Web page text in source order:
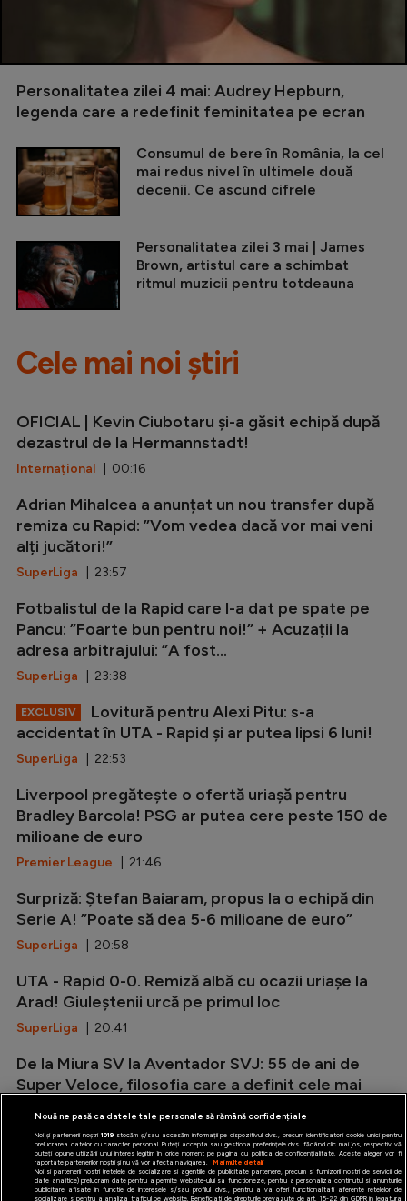
Personalitatea zilei 4 mai: Audrey Hepburn,
legenda care a redefinit feminitatea pe ecran
Consumul de bere în România, la cel
mai redus nivel în ultimele două
decenii. Ce ascund cifrele
Personalitatea zilei 3 mai | James
Brown, artistul care a schimbat
ritmul muzicii pentru totdeauna
Cele mai noi știri
OFICIAL | Kevin Ciubotaru și-a găsit echipă după
dezastrul de la Hermannstadt!
Internațional | 00:16
Adrian Mihalcea a anunțat un nou transfer după
remiza cu Rapid: ”Vom vedea dacă vor mai veni
alți jucători!”
SuperLiga | 23:57
Fotbalistul de la Rapid care l-a dat pe spate pe
Pancu: ”Foarte bun pentru noi!” + Acuzații la
adresa arbitrajului: ”A fost...
SuperLiga | 23:38
EXCLUSIV
Lovitură pentru Alexi Pitu: s-a
accidentat în UTA - Rapid și ar putea lipsi 6 luni!
SuperLiga | 22:53
Liverpool pregătește o ofertă uriașă pentru
Bradley Barcola! PSG ar putea cere peste 150 de
milioane de euro
Premier League | 21:46
Surpriză: Ștefan Baiaram, propus la o echipă din
Serie A! ”Poate să dea 5-6 milioane de euro”
SuperLiga | 20:58
UTA - Rapid 0-0. Remiză albă cu ocazii uriașe la
Arad! Giuleștenii urcă pe primul loc
SuperLiga | 20:41
De la Miura SV la Aventador SVJ: 55 de ani de
Super Veloce, filosofia care a definit cele mai
Auto| 20:12
Nouă ne pasă ca datele tale personale să rămână confidențiale
Noi și partenerii noștri 1019stocăm și/sau accesăm informații pe dispozitivul dvs., precum identificatorii cookie unici pentru
prelucrarea datelor cu caracter personal. Puteți accepta sau gestiona preferințele dvs. făcând clic mai jos, respectiv vă
puteți opune utilizării unui interes legitim în orice moment pe pagina cu politica de confidențialitate. Aceste alegeri vor fi
raportate partenerilor noștri și nu vă vor afecta navigarea.
Mai multe detalii
Noi si partenerii nostri (retelele de socializare si agentiile de publicitate partenere, precum si furnizorii nostri de servicii de
date analitice) prelucram date pentru a permite website-ului sa functioneze, pentru a personaliza continutul si anunturile
publicitare afisate in functie de interesele si/sau profilul dvs., pentru a va oferi functionalitati aferente retelelor de
socializare si pentru a analiza traficul pe website. Beneficiati de drepturile prevazute de art. 15-22 din GDPR in legatura